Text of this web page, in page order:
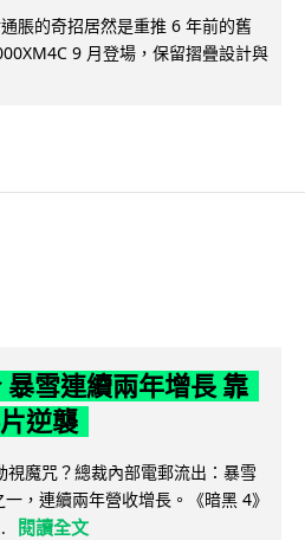
脹的奇招居然是重推 6 年前的舊
9 月登場，保留摺疊設計與
雪連續兩年增長 靠
逆襲
視魔咒？總裁內部電郵流出：暴雪
，連續兩年營收增長。《暗黑 4》
閱讀全文